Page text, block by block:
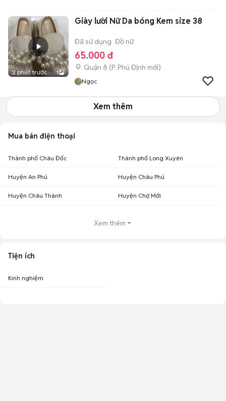
2 phút trước 1
Giày lười Nữ Da bóng Kem size 38
Đã sử dụng Đồ nữ
65.000 đ
Quận 8 (P. Phú Định mới)
Ngọc
Xem thêm
Mua bán điện thoại
Thành phố Châu Đốc Thành phố Long Xuyên
Huyện An Phú Huyện Châu Phú
Huyện Châu Thành Huyện Chợ Mới
Xem thêm
Tiện ích
Kinh nghiệm